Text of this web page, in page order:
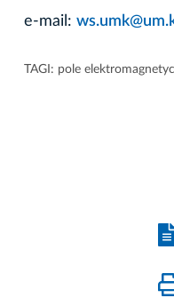
e-mail:
TAGI: pole